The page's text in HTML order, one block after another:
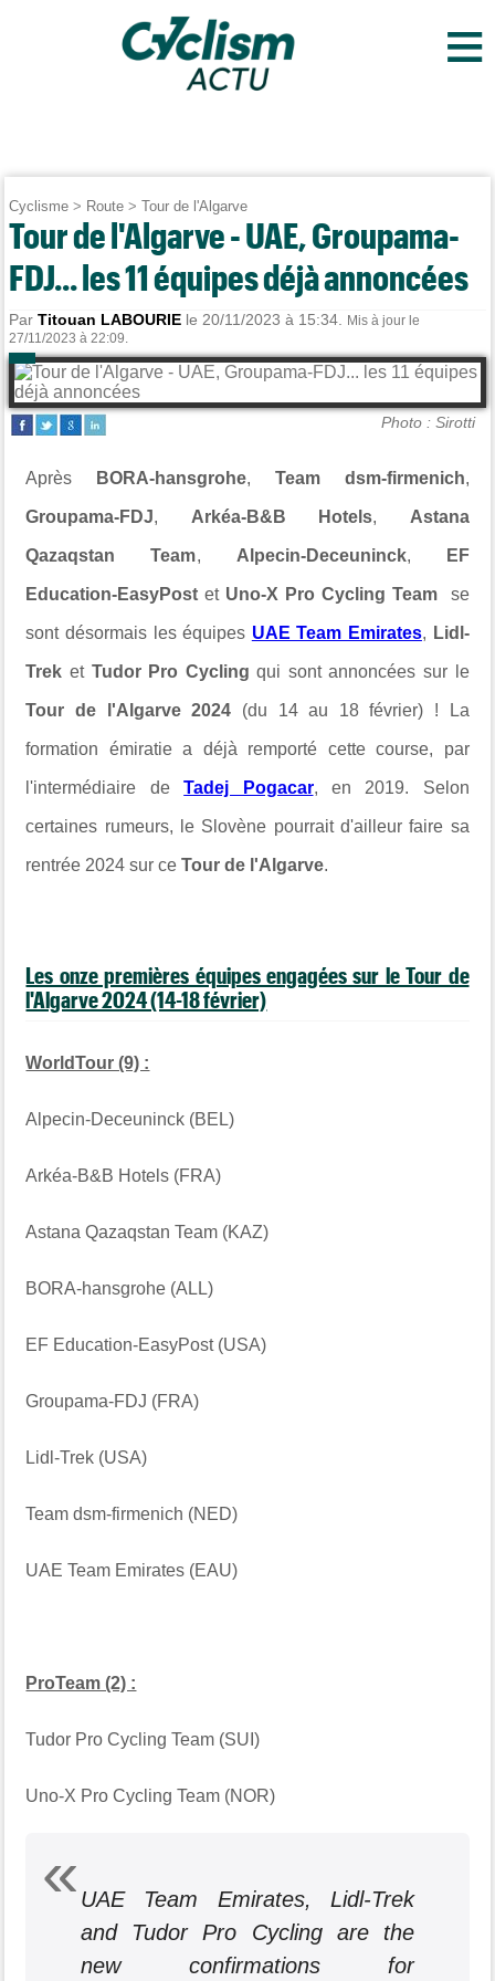
≡
Cyclisme > Route >Tour de l'Algarve
Tour de l'Algarve - UAE, Groupama-
FDJ... les 11 équipes déjà annoncées
ParTitouan LABOURIE le 20/11/2023 à 15:34.
Mis à jour le
27/11/2023 à 22:09.
Photo : Sirotti
Après BORA-hansgrohe, Team dsm-firmenich,
Groupama-FDJ, Arkéa-B&B Hotels, Astana
Qazaqstan Team, Alpecin-Deceuninck, EF
Education-EasyPost etUno-X Pro Cycling Teamse
sont désormais les équipes UAE Team Emirates, Lidl-
Trek et Tudor Pro Cycling qui sont annoncées sur le
Tour de l'Algarve 2024 (du 14 au 18 février) ! La
formation émiratie a déjà remporté cette course, par
l'intermédiaire deTadej Pogacar, en 2019. Selon
certaines rumeurs, le Slovène pourrait d'ailleur faire sa
rentrée 2024 sur ceTour de l'Algarve.
Les onze premières équipes engagées sur le Tour de
l'Algarve 2024 (14-18 février)
WorldTour (9) :
Alpecin-Deceuninck (BEL)
Arkéa-B&B Hotels (FRA)
Astana Qazaqstan Team (KAZ)
BORA-hansgrohe (ALL)
EF Education-EasyPost (USA)
Groupama-FDJ (FRA)
Lidl-Trek (USA)
Team dsm-firmenich (NED)
UAE Team Emirates (EAU)
ProTeam (2) :
Tudor Pro Cycling Team (SUI)
Uno-X Pro Cycling Team (NOR)
UAE Team Emirates, Lidl-Trek
and Tudor Pro Cycling are the
new confirmations for